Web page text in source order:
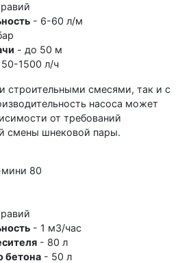
- 6-60 л/м
- до 50 м
1500 л/ч
строительными смесями, так и с
насоса может
от требований
смены шнековой пары.
80
- 1 м3/час
- 80 л
бетона - 50 л